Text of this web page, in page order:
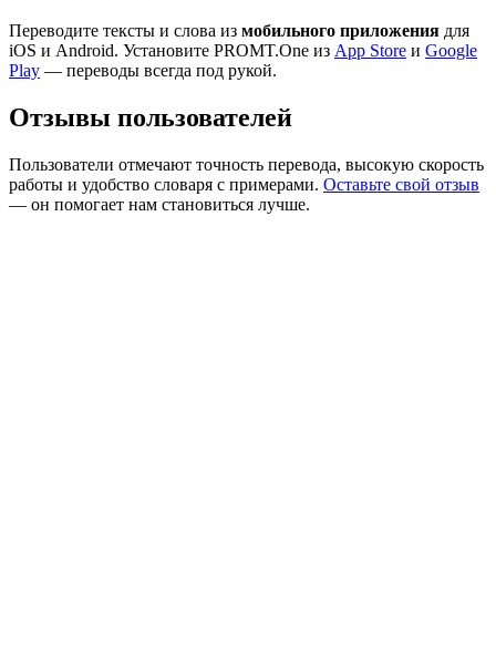
Переводите тексты и слова из мобильного приложения для
iOS и Android. Установите PROMT.One из App Store и Google
Play — переводы всегда под рукой.
Отзывы пользователей
Пользователи отмечают точность перевода, высокую скорость
работы и удобство словаря с примерами. Оставьте свой отзыв
— он помогает нам становиться лучше.